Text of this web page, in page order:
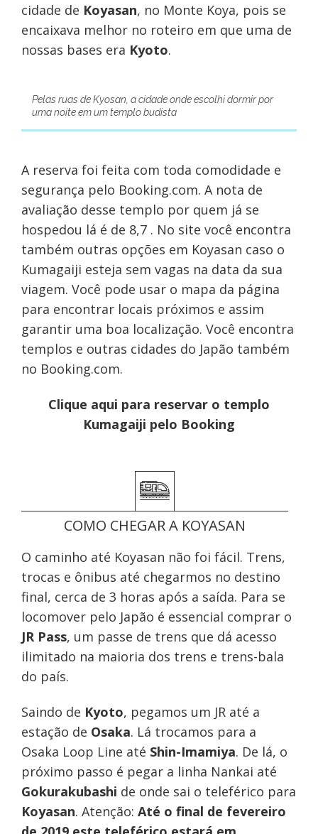
cidade de Koyasan, no Monte Koya, pois se
encaixava melhor no roteiro em que uma de
nossas bases era Kyoto.
Pelas ruas de Kyosan, a cidade onde escolhi dormir por
uma noite em um templo budista
A reserva foi feita com toda comodidade e
segurança pelo Booking.com. A nota de
avaliação desse templo por quem já se
hospedou lá é de 8,7 . No site você encontra
também outras opções em Koyasan caso o
Kumagaiji esteja sem vagas na data da sua
viagem. Você pode usar o mapa da página
para encontrar locais próximos e assim
garantir uma boa localização. Você encontra
templos e outras cidades do Japão também
no Booking.com.
Clique aqui para reservar o templo
Kumagaiji pelo Booking
COMO CHEGAR A KOYASAN
O caminho até Koyasan não foi fácil. Trens,
trocas e ônibus até chegarmos no destino
final, cerca de 3 horas após a saída. Para se
locomover pelo Japão é essencial comprar o
JR Pass, um passe de trens que dá acesso
ilimitado na maioria dos trens e trens-bala
do país.
Saindo de Kyoto, pegamos um JR até a
estação de Osaka. Lá trocamos para a
Osaka Loop Line até Shin-Imamiya. De lá, o
próximo passo é pegar a linha Nankai até
Gokurakubashi de onde sai o teleférico para
Koyasan. Atenção: Até o final de fevereiro